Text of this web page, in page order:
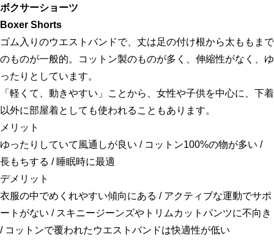
ボクサーショーツ
Boxer Shorts
ゴム入りのウエストバンドで、丈は足の付け根から太ももまで
のものが一般的。コットン製のものが多く、伸縮性がなく、ゆ
ったりとしています。
「軽くて、動きやすい」ことから、女性や子供を中心に、下着
以外に部屋着としても使われることもあります。
メリット
ゆったりしていて風通しが良い / コットン100%の物が多い /
長もちする / 睡眠時に最適
デメリット
衣服の中でめくれやすい傾向にある / アクティブな運動でサポ
ートがない / スキニージーンズやトリムカットパンツに不向き
/ コットンで覆われたウエストバンドは快適性が低い